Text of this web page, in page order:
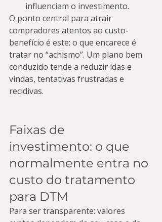
influenciam o investimento.
O ponto central para atrair
compradores atentos ao custo-
benefício é este: o que encarece é
tratar no “achismo”. Um plano bem
conduzido tende a reduzir idas e
vindas, tentativas frustradas e
recidivas.
Faixas de
investimento: o que
normalmente entra no
custo do tratamento
para DTM
Para ser transparente: valores